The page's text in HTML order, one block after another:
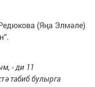
(Яңа Элмәле)
- ди 11
табиб булырга